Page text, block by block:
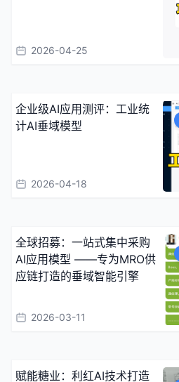
2026-04-25
企业级AI应用测评：工业统
计AI垂域模型
2026-04-18
全球招募：一站式集中采购
AI应用模型 ——专为MRO供
应链打造的垂域智能引擎
2026-03-11
赋能糖业：利红AI技术打造